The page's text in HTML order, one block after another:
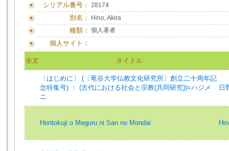
シリアル番号： 28174
別名： Hino, Akira
種類： 個人著者
個人サイト：
全文 タイトル
〔はじめに〕 (〔竜谷大学仏教文化研究所〕創立二十周年記
念特集号) ： (古代における社会と宗教(共同研究))=ハジメ
ニ
日
Hontokuji o Meguru ni San no Mondai